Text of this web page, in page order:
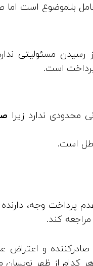
بلاموضوع است
مسئولیتی
است.
محدودی ندارد زیرا
است.
پرداخت وجه،
و اعتراض
کدام از ظهر نویسان